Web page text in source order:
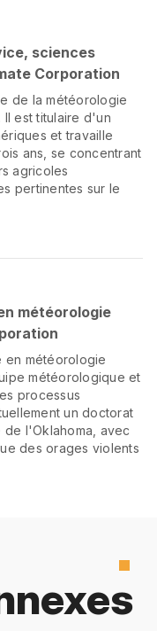
sciences
Corporation
de la météorologie
Il est titulaire d'un
et travaille
ans, se concentrant
agricoles
pertinentes sur le
météorologie
en météorologie
météorologique et
processus
un doctorat
l'Oklahoma, avec
des orages violents